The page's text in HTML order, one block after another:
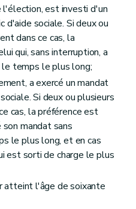
l'élection, est investi d'un
d'aide sociale. Si deux ou
dans ce cas, la
qui, sans interruption, a
temps le plus long;
a exercé un mandat
Si deux ou plusieurs
cas, la préférence est
son mandat sans
le plus long, et en cas
est sorti de charge le plus
atteint l'âge de soixante